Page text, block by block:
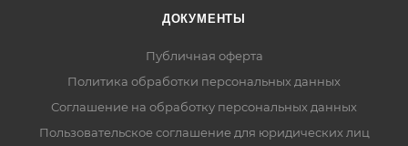
ДОКУМЕНТЫ
Публичная оферта
Политика обработки персональных данных
Соглашение на обработку персональных данных
Пользовательское соглашение для юридических лиц